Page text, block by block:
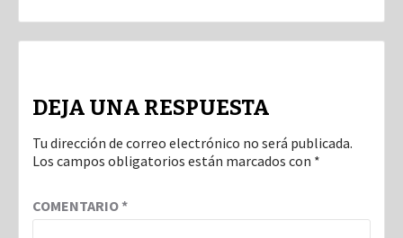
DEJA UNA RESPUESTA
Tu dirección de correo electrónico no será publicada.
Los campos obligatorios están marcados con *
COMENTARIO*